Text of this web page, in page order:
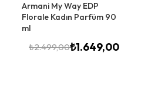
Armani My Way EDP
Florale Kadın Parfüm 90
ml
₺2.499,00₺1.649,00